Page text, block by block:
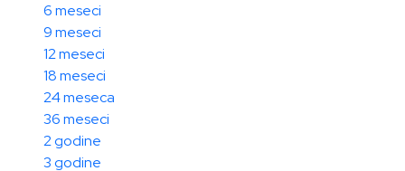
6 meseci
9 meseci
12 meseci
18 meseci
24 meseca
36 meseci
2 godine
3 godine